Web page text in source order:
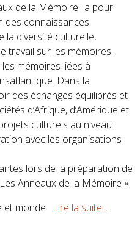
de la Mémoire" a pour
des connaissances
la diversité culturelle,
travail sur les mémoires,
mémoires liées à
Dans la
des échanges équilibrés et
d’Afrique, d’Amérique et
culturels au niveau
avec les organisations
lors de la préparation de
Anneaux de la Mémoire ».
et monde
Lire la suite...